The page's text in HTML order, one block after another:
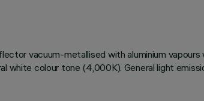
vacuum-metallised with aluminium
colour tone (4,000K). General light